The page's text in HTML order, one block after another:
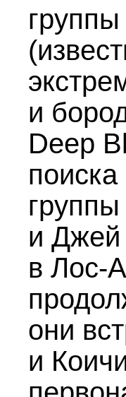
и
Deep
и Джей
в Лос-
они
и